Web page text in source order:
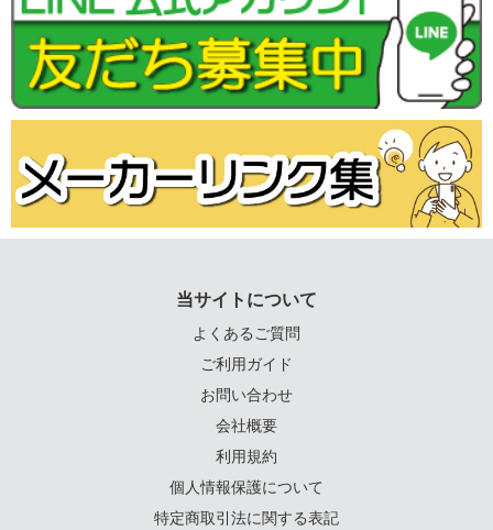
当サイトについて
よくあるご質問
ご利用ガイド
お問い合わせ
会社概要
利用規約
個人情報保護について
特定商取引法に関する表記